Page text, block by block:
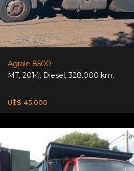
Agrale 8500
MT, 2014, Diesel,328.000 km.
U$S 45.000